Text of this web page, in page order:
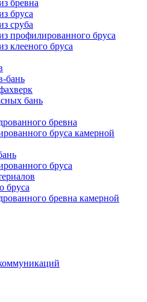
бревна
бруса
сруба
профилированного бруса
клееного бруса
бань
бань
бревна
бруса камерной
бруса
бруса
бревна камерной